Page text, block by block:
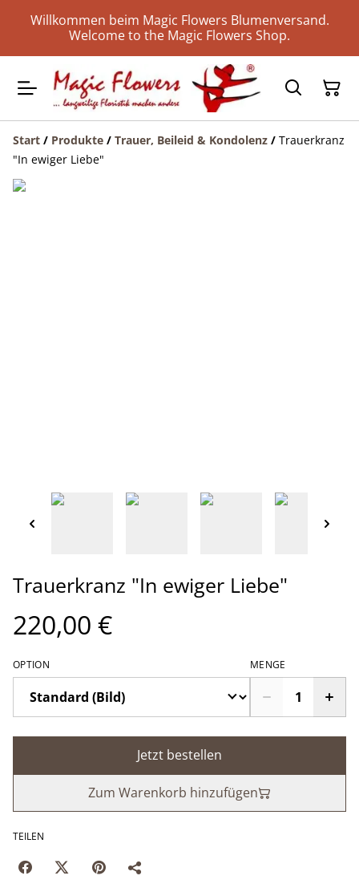
Willkommen beim Magic Flowers Blumenversand.
Welcome to the Magic Flowers Shop.
Start / Produkte / Trauer, Beileid & Kondolenz / Trauerkranz
"In ewiger Liebe"
Trauerkranz "In ewiger Liebe"
220,00 €
OPTION MENGE
Jetzt bestellen
Zum Warenkorb hinzufügen
TEILEN